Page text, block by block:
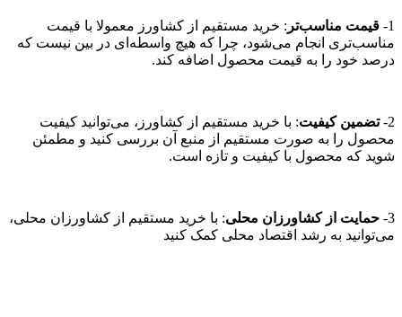
1- قیمت مناسب‌تر : خرید مستقیم از کشاورز معمولا با قیمت
مناسب‌تری انجام می‌شود، چرا که هیچ واسطه‌ای در بین نیست که
درصد خود را به قیمت محصول اضافه کند.
2- تضمین کیفیت: با خرید مستقیم از کشاورز، می‌توانید کیفیت
محصول را به صورت مستقیم از منبع آن بررسی کنید و مطمئن
شوید که محصول با کیفیت و تازه است.
3- حمایت از کشاورزان محلی: با خرید مستقیم از کشاورزان محلی،
می‌توانید به رشد اقتصاد محلی کمک کنید